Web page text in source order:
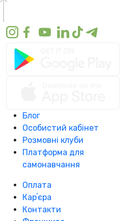
Блог
Особистий кабінет
Розмовні клуби
Платформа для
самонавчання
Оплата
Карʼєра
Контакти